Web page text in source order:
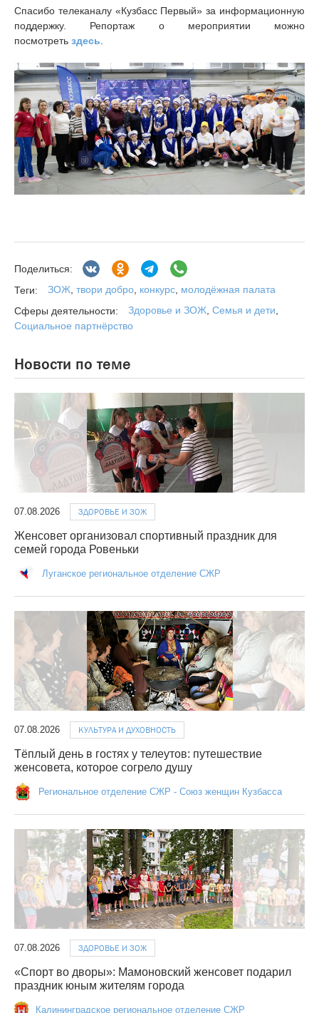
Спасибо телеканалу «Кузбасс Первый» за информационную
поддержку. Репортаж о мероприятии можно
посмотреть здесь.
Поделиться:
Теги:
ЗОЖ твори добро конкурс молодёжная палата
Сферы деятельности:
Здоровье и ЗОЖ Семья и дети
Социальное партнёрство
Новости по теме
07.08.2026 ЗДОРОВЬЕ И ЗОЖ
Женсовет организовал спортивный праздник для
семей города Ровеньки
Луганское региональное отделение СЖР
07.08.2026 КУЛЬТУРА И ДУХОВНОСТЬ
Тёплый день в гостях у телеутов: путешествие
женсовета, которое согрело душу
Региональное отделение СЖР - Союз женщин Кузбасса
07.08.2026 ЗДОРОВЬЕ И ЗОЖ
«Спорт во дворы»: Мамоновский женсовет подарил
праздник юным жителям города
Калининградское региональное отделение СЖР